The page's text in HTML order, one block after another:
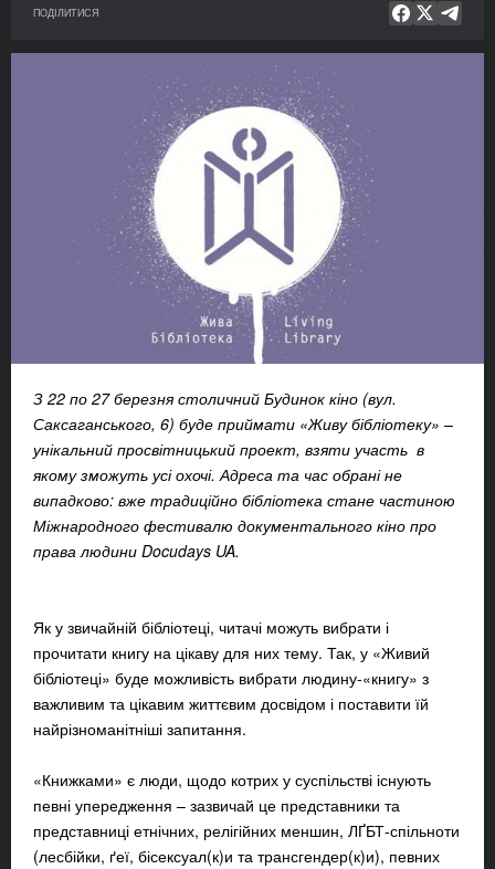
ПОДІЛИТИСЯ
З 22 по 27 березня столичний Будинок кіно (вул.
Саксаганського, 6) буде приймати «Живу бібліотеку» –
унікальний просвітницький проект, взяти участь в
якому зможуть усі охочі. Адреса та час обрані не
випадково: вже традиційно бібліотека стане частиною
Міжнародного фестивалю документального кіно про
права людини Docudays UA.
Як у звичайній бібліотеці, читачі можуть вибрати і
прочитати книгу на цікаву для них тему. Так, у «Живий
бібліотеці» буде можливість вибрати людину-«книгу» з
важливим та цікавим життєвим досвідом і поставити їй
найрізноманітніші запитання.
«Книжками» є люди, щодо котрих у суспільстві існують
певні упередження – зазвичай це представники та
представниці етнічних, релігійних меншин, ЛҐБТ-спільноти
(лесбійки, ґеї, бісексуал(к)и та трансгендер(к)и), певних